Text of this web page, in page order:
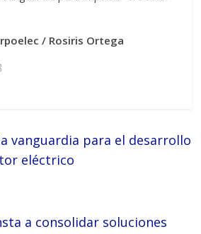
/ Rosiris Ortega
vanguardia para el desarrollo
eléctrico
a consolidar soluciones